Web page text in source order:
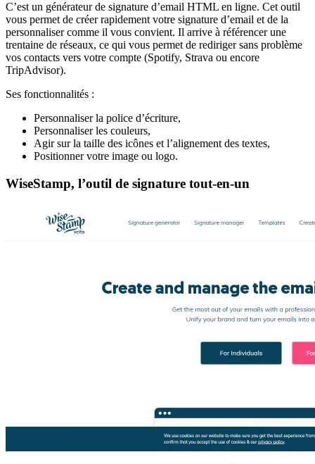
C’est un générateur de signature d’email HTML en ligne. Cet outil
vous permet de créer rapidement votre signature d’email et de la
personnaliser comme il vous convient. Il arrive à référencer une
trentaine de réseaux, ce qui vous permet de rediriger sans problème
vos contacts vers votre compte (Spotify, Strava ou encore
TripAdvisor).
Ses fonctionnalités :
Personnaliser la police d’écriture,
Personnaliser les couleurs,
Agir sur la taille des icônes et l’alignement des textes,
Positionner votre image ou logo.
WiseStamp, l’outil de signature tout-en-un